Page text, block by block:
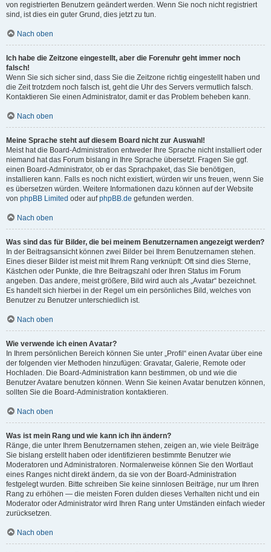
von registrierten Benutzern geändert werden. Wenn Sie noch nicht registriert
sind, ist dies ein guter Grund, dies jetzt zu tun.
Nach oben
Ich habe die Zeitzone eingestellt, aber die Forenuhr geht immer noch
falsch!
Wenn Sie sich sicher sind, dass Sie die Zeitzone richtig eingestellt haben und
die Zeit trotzdem noch falsch ist, geht die Uhr des Servers vermutlich falsch.
Kontaktieren Sie einen Administrator, damit er das Problem beheben kann.
Nach oben
Meine Sprache steht auf diesem Board nicht zur Auswahl!
Meist hat die Board-Administration entweder Ihre Sprache nicht installiert oder
niemand hat das Forum bislang in Ihre Sprache übersetzt. Fragen Sie ggf.
einen Board-Administrator, ob er das Sprachpaket, das Sie benötigen,
installieren kann. Falls es noch nicht existiert, würden wir uns freuen, wenn Sie
es übersetzen würden. Weitere Informationen dazu können auf der Website
von phpBB Limited oder aufphpBB.de gefunden werden.
Nach oben
Was sind das für Bilder, die bei meinem Benutzernamen angezeigt werden?
In der Beitragsansicht können zwei Bilder bei Ihrem Benutzernamen stehen.
Eines dieser Bilder ist meist mit Ihrem Rang verknüpft: Oft sind dies Sterne,
Kästchen oder Punkte, die Ihre Beitragszahl oder Ihren Status im Forum
angeben. Das andere, meist größere, Bild wird auch als „Avatar“ bezeichnet.
Es handelt sich hierbei in der Regel um ein persönliches Bild, welches von
Benutzer zu Benutzer unterschiedlich ist.
Nach oben
Wie verwende ich einen Avatar?
In Ihrem persönlichen Bereich können Sie unter „Profil“ einen Avatar über eine
der folgenden vier Methoden hinzufügen: Gravatar, Galerie, Remote oder
Hochladen. Die Board-Administration kann bestimmen, ob und wie die
Benutzer Avatare benutzen können. Wenn Sie keinen Avatar benutzen können,
sollten Sie die Board-Administration kontaktieren.
Nach oben
Was ist mein Rang und wie kann ich ihn ändern?
Ränge, die unter Ihrem Benutzernamen stehen, zeigen an, wie viele Beiträge
Sie bislang erstellt haben oder identifizieren bestimmte Benutzer wie
Moderatoren und Administratoren. Normalerweise können Sie den Wortlaut
eines Ranges nicht direkt ändern, da sie von der Board-Administration
festgelegt wurden. Bitte schreiben Sie keine sinnlosen Beiträge, nur um Ihren
Rang zu erhöhen — die meisten Foren dulden dieses Verhalten nicht und ein
Moderator oder Administrator wird Ihren Rang unter Umständen einfach wieder
zurücksetzen.
Nach oben